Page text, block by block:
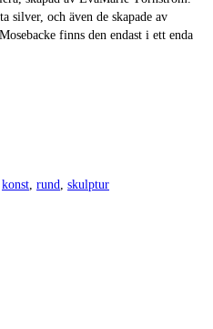
silver, och även de skapade av
finns den endast i ett enda
konst rund skulptur